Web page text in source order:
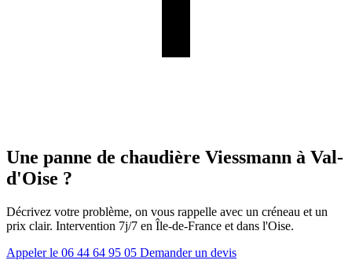
Une panne de chaudière Viessmann à Val-
d'Oise ?
Décrivez votre problème, on vous rappelle avec un créneau et un
prix clair. Intervention 7j/7 en Île-de-France et dans l'Oise.
Appeler le 06 44 64 95 05 Demander un devis